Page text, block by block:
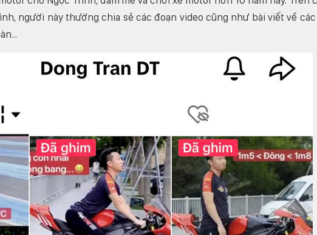
người này thường chia sẻ các đoạn video cũng như bài viết về